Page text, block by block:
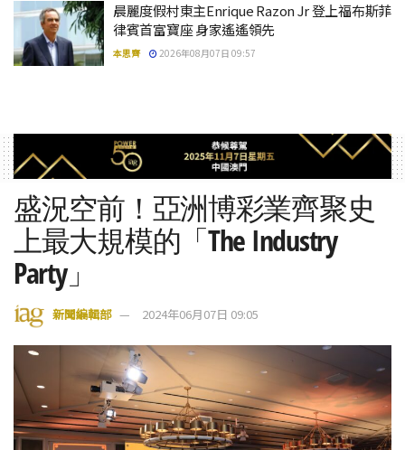
晨麗度假村東主Enrique Razon Jr 登上福布斯菲
律賓首富寶座 身家遙遙領先
本思齊 2026年08月07日 09:57
盛況空前！亞洲博彩業齊聚史
上最大規模的「The Industry
Party」
新聞編輯部 2024年06月07日 09:05